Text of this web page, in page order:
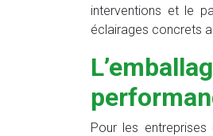
interventions et le
éclairages concrets
Pour les